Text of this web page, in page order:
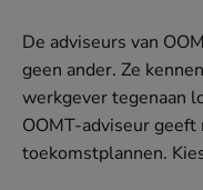
De adviseurs van
geen ander. Ze
werkgever tegenaan
OOMT-adviseur
toekomstplannen.